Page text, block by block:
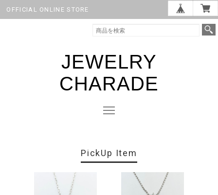
OFFICIAL ONLINE STORE
JEWELRY
CHARADE
PickUp Item